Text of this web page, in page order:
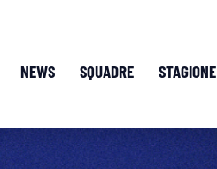
NEWS SQUADRE STAGIONE